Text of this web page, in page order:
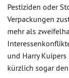
Pestiziden oder
Verpackungen
mehr als
und Harry
kürzlich sogar